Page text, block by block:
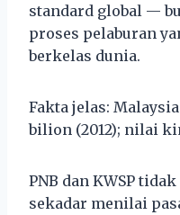
standard global —
proses pelaburan
berkelas dunia.
Fakta jelas:
bilion (2012); nilai
PNB dan KWSP
sekadar menilai